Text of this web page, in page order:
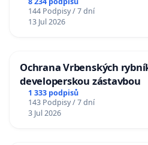
144 Podpisy / 7 dní
13 Jul 2026
Ochrana Vrbenských
developerskou zástavbou
1 333 podpisů
143 Podpisy / 7 dní
3 Jul 2026